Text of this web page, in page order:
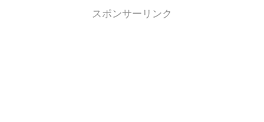
スポンサーリンク